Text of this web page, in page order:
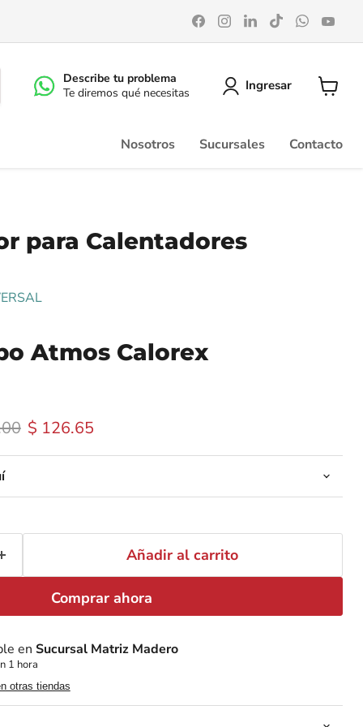
Encuéntrenos
en
Facebook
Encuéntrenos
en
Instagram
Encuéntrenos
en
LinkedIn
Encuéntrenos
en
TikTok
en
Describe tu problema
Te diremos qué necesitas
Ingresar
Nosotros Sucursales Contacto
para Calentadores
Atmos Calorex
original
Precio actual
$ 126.65
Añadir al carrito
Comprar ahora
en Sucursal Matriz Madero
1 hora
otras tiendas